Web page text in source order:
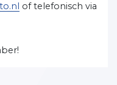
of telefonisch via